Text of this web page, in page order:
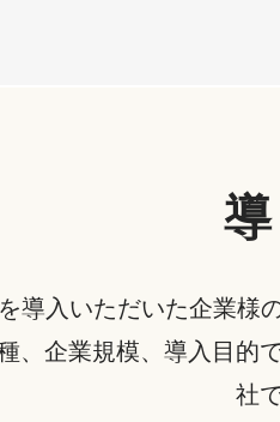
導入いただいた企業様
、企業規模、導入目的
社